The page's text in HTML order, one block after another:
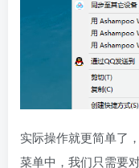
实际操作就更简单了
菜单中，我们只需要